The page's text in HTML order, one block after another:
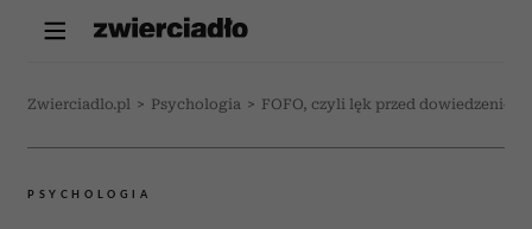
Zwierciadlo.pl > Psychologia > FOFO, czyli lęk przed
PSYCHOLOGIA